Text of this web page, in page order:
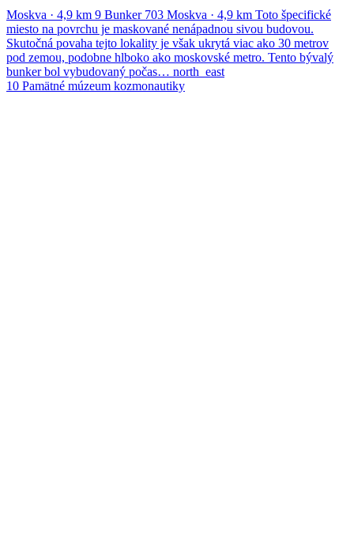
Moskva · 4,9 km 9 Bunker 703 Moskva · 4,9 km Toto špecifické
miesto na povrchu je maskované nenápadnou sivou budovou.
Skutočná povaha tejto lokality je však ukrytá viac ako 30 metrov
pod zemou, podobne hlboko ako moskovské metro. Tento bývalý
bunker bol vybudovaný počas… north_east
10 Pamätné múzeum kozmonautiky